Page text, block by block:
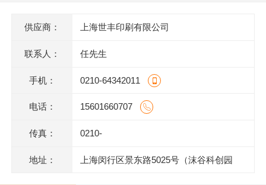
供应商： 上海世丰印刷有限公司
联系人： 任先生
手机： 0210-64342011
电话： 15601660707
传真： 0210-
地址： 上海闵行区景东路5025号（沫谷科创园